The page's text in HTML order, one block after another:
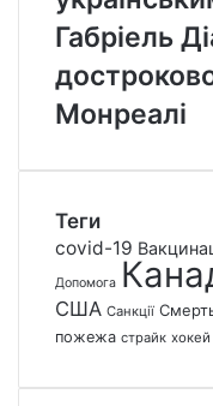
Габріель
Монреалі
Теги
covid-19
Допомога
США Санкції
пожежа страйк хокей